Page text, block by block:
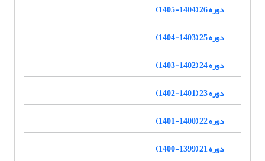
دوره 26 (1404-1405)
دوره 25 (1403-1404)
دوره 24 (1402-1403)
دوره 23 (1401-1402)
دوره 22 (1400-1401)
دوره 21 (1399-1400)